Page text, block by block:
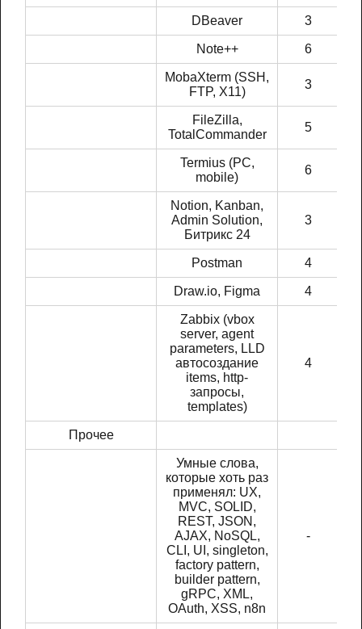
DBeaver 3
Note++ 6
MobaXterm (SSH,
FTP, X11)
3
FileZilla,
TotalCommander
5
Termius (PC,
mobile)
6
Notion, Kanban,
Admin Solution,
Битрикс 24
3
Postman 4
Draw.io, Figma 4
Zabbix (vbox
server, agent
parameters, LLD
автосоздание
items, http-
запросы,
templates)
4
Прочее
Умные слова,
которые хоть раз
применял: UX,
MVC, SOLID,
REST, JSON,
AJAX, NoSQL,
CLI, UI, singleton,
factory pattern,
builder pattern,
gRPC, XML,
OAuth, XSS, n8n
-